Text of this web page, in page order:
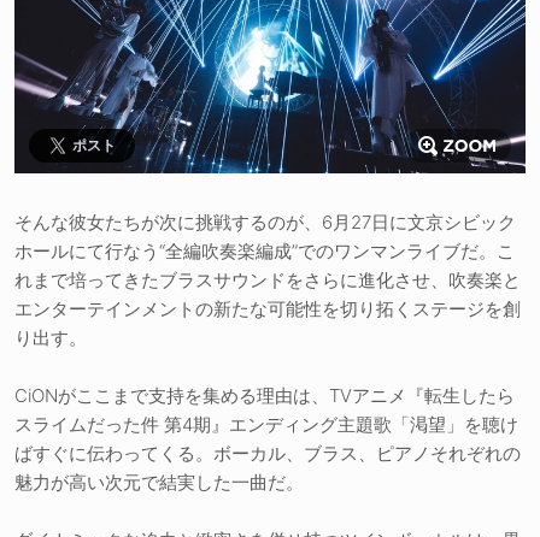
ポスト
そんな彼女たちが次に挑戦するのが、6月27日に文京シビック
ホールにて行なう“全編吹奏楽編成”でのワンマンライブだ。こ
れまで培ってきたブラスサウンドをさらに進化させ、吹奏楽と
エンターテインメントの新たな可能性を切り拓くステージを創
り出す。
CiONがここまで支持を集める理由は、TVアニメ『転生したら
スライムだった件 第4期』エンディング主題歌「渇望」を聴け
ばすぐに伝わってくる。ボーカル、ブラス、ピアノそれぞれの
魅力が高い次元で結実した一曲だ。